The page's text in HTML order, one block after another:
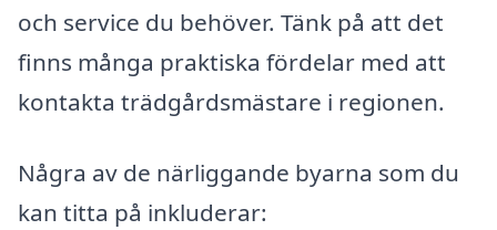
och service du behöver. Tänk på att det
finns många praktiska fördelar med att
kontakta trädgårdsmästare i regionen.
Några av de närliggande byarna som du
kan titta på inkluderar: